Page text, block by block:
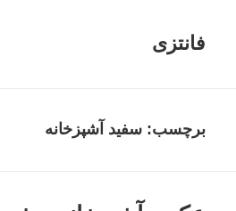
فانتزی
برچسب: سفید آشپزخانه